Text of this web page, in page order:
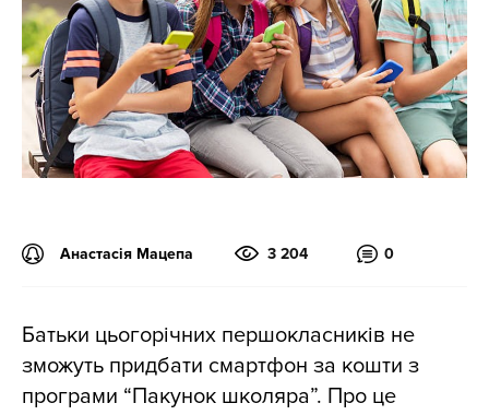
Анастасія Мацепа 3 204 0
Батьки цьогорічних першокласників не
зможуть придбати смартфон за кошти з
програми “Пакунок школяра”. Про це